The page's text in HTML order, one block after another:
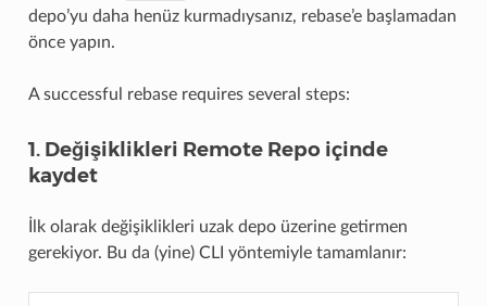
depo’yu daha henüz kurmadıysanız, rebase’e başlamadan
önce yapın.
A successful rebase requires several steps:
1. Değişiklikleri Remote Repo içinde
kaydet
İlk olarak değişiklikleri uzak depo üzerine getirmen
gerekiyor. Bu da (yine) CLI yöntemiyle tamamlanır: